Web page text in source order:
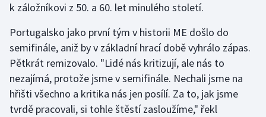
k záložníkovi z 50. a 60. let minulého století.
Portugalsko jako první tým v historii ME došlo do
semifinále, aniž by v základní hrací době vyhrálo zápas.
Pětkrát remizovalo. "Lidé nás kritizují, ale nás to
nezajímá, protože jsme v semifinále. Nechali jsme na
hřišti všechno a kritika nás jen posílí. Za to, jak jsme
tvrdě pracovali, si tohle štěstí zasloužíme," řekl